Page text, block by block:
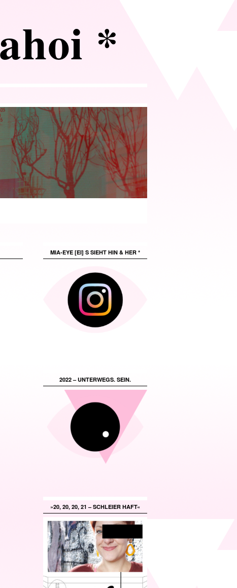
ahoi *
MIA-EYE [EI] S SIEHT HIN & HER *
2022 – UNTERWEGS. SEIN.
»20, 20, 20, 21 – SCHLEIER HAFT«